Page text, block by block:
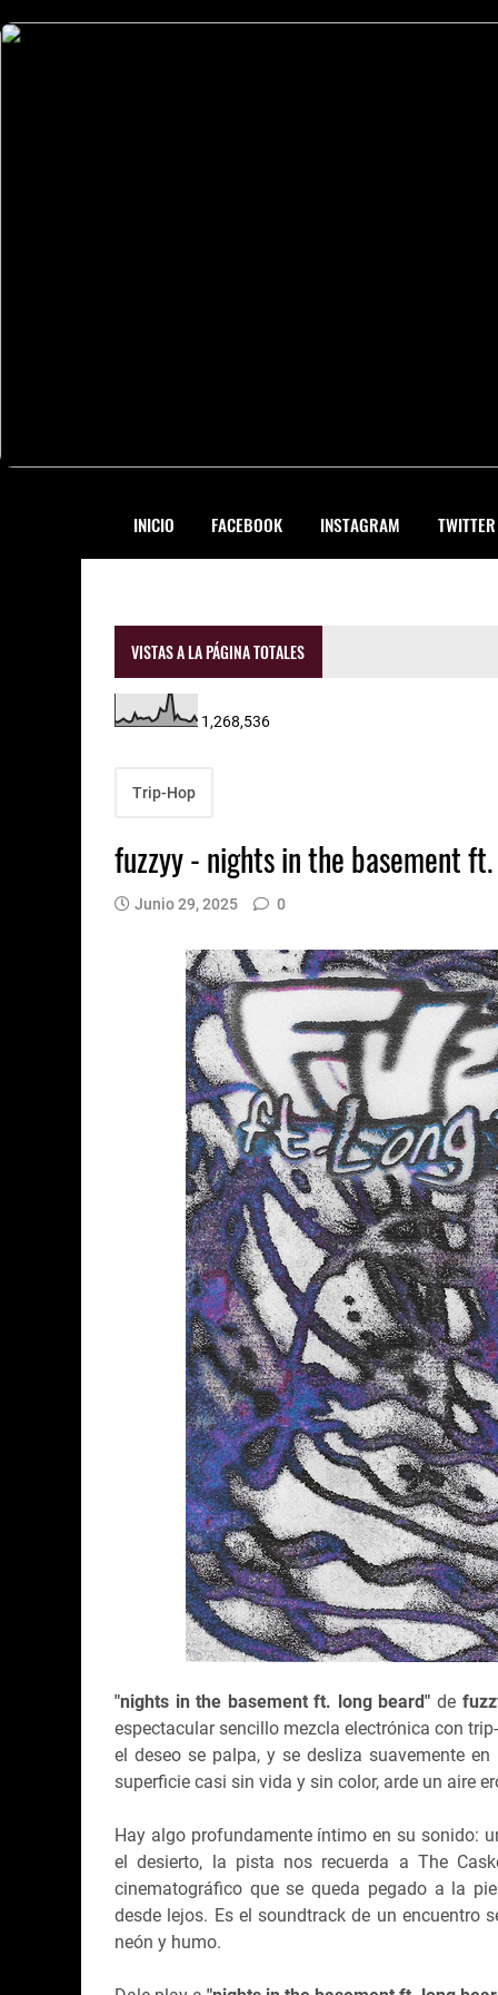
INICIO FACEBOOK INSTAGRAM TWITTER
VISTAS A LA PÁGINA TOTALES
1,268,536
Trip-Hop
fuzzyy - nights in the basement
Junio 29, 2025 0
"nights in the basement ft. long beard" de
espectacular sencillo mezcla electrónica con
el deseo se palpa, y se desliza suavemente
superficie casi sin vida y sin color, arde un aire
Hay algo profundamente íntimo en su sonido:
el desierto, la pista nos recuerda a The
cinematográfico que se queda pegado a la
desde lejos. Es el soundtrack de un encuentro
neón y humo.